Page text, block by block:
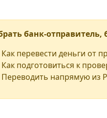
банк-отправитель,
Как перевести деньги от
Как подготовиться к
Переводить напрямую из